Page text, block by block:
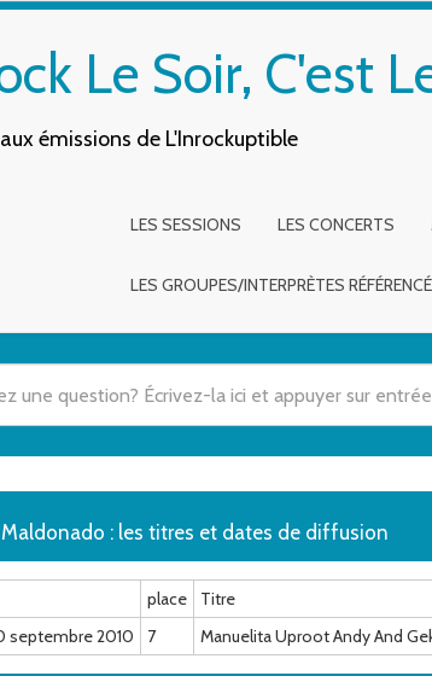
Le Soir, C'est
émissions de L'Inrockuptible
LES SESSIONS LES CONCERTS
LES GROUPES/INTERPRÈTES
Maldonado : les titres et dates de diffusion
place
Titre
septembre 2010
7 Manuelita Uproot Andy And